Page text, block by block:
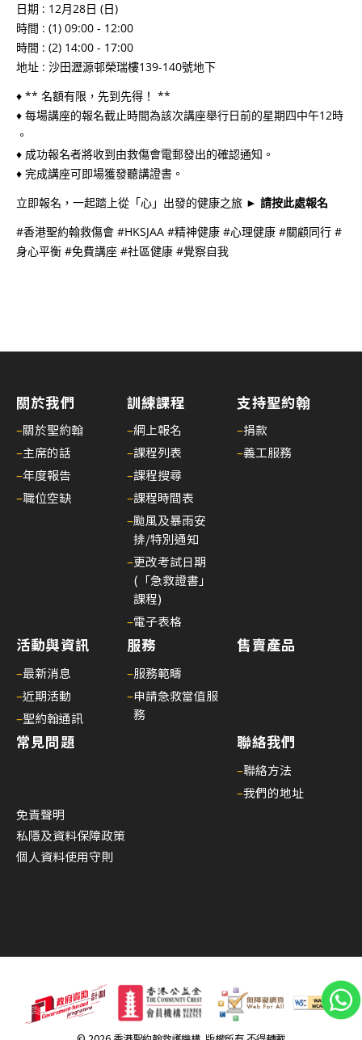
日期 : 12月28日 (日)
時間 : (1) 09:00 - 12:00
時間 : (2) 14:00 - 17:00
地址 : 沙田瀝源邨榮瑞樓139-140號地下
♦ ** 名額有限，先到先得！ **
♦ 每場講座的報名截止時間為該次講座舉行日前的星期四中午12時
。
♦ 成功報名者將收到由救傷會電郵發出的確認通知。
♦ 完成講座可即場獲發聽講證書。
立即報名，一起踏上從「心」出發的健康之旅 ► 請按此處報名
#香港聖約翰救傷會 #HKSJAA #精神健康 #心理健康 #關顧同行 #
身心平衡 #免費講座 #社區健康 #覺察自我
關於我們
–關於聖約翰
–主席的話
–年度報告
–職位空缺
訓練課程
–網上報名
–課程列表
–課程搜尋
–課程時間表
–颱風及暴雨安
排/特別通知
–更改考試日期
(「急救證書」
課程)
–電子表格
支持聖約翰
–捐款
–義工服務
活動與資訊
–最新消息
–近期活動
–聖約翰通訊
服務
–服務範疇
–申請急救當值服
務
售賣產品
常見問題 聯絡我們
–聯絡方法
–我們的地址
免責聲明
私隱及資料保障政策
個人資料使用守則